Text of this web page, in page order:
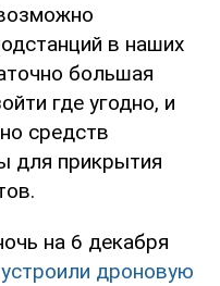
в наших
большая
где угодно, и
средств
для прикрытия
на 6 декабря
дроновую